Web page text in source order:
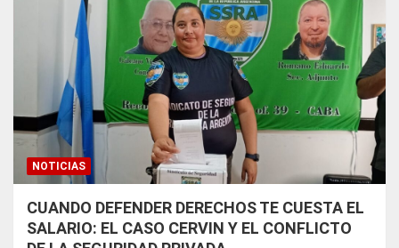
NOTICIAS
CUANDO DEFENDER DERECHOS TE CUESTA EL
SALARIO: EL CASO CERVIN Y EL CONFLICTO